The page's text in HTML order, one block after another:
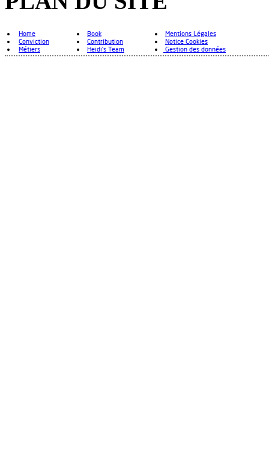
Home
Conviction
Métiers
Book
Contribution
Heidi's Team
Mentions Légales
Notice Cookies
Gestion des données